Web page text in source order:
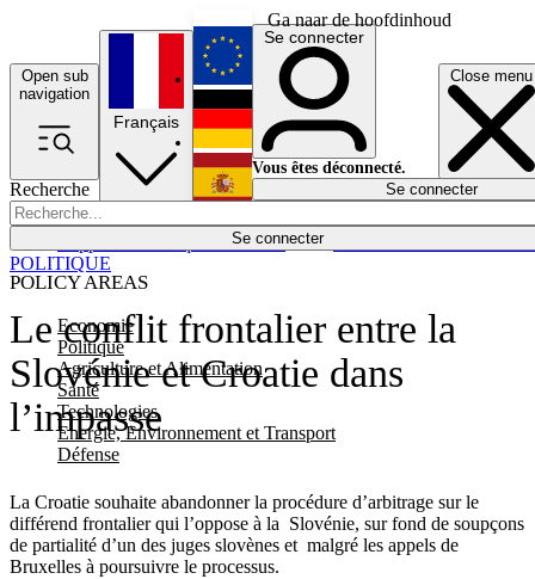
Ga naar de hoofdinhoud
Open sub
navigation
Close menu
Recherche
Se connecter
POLICY AREAS
Economie
Politique
Agriculture et Alimentation
Santé
Technologies
Energie, Environnement et Transport
Défense
Économie
Français
English
Deutsch
Español
Se connecter
Vous êtes déconnecté.
Se connecter
Le conflit frontalier entre la
Slovénie et Croatie dans
l’impasse
La Croatie souhaite abandonner la procédure d’arbitrage sur le
différend frontalier qui l’oppose à la Slovénie, sur fond de soupçons
de partialité d’un des juges slovènes et malgré les appels de
Bruxelles à poursuivre le processus.
POLITIQUE